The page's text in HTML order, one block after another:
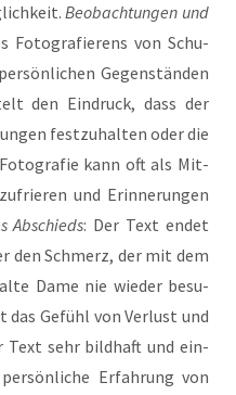
Beob­ach­tun­gen und
Foto­gra­fie­rens von Schu­
Gegen­stän­den
den Ein­druck, dass der
fest­zu­hal­ten oder die
kann oft als Mit­
und Erin­ne­run­gen
Abschieds: Der Text endet
den Schmerz, der mit dem
Dame nie wie­der besu­
das Gefühl von Ver­lust und
Text sehr bild­haft und ein­
Erfah­rung von